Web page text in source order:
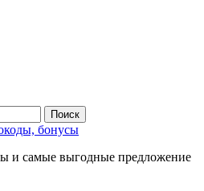
бонусы
и самые выгодные предложение